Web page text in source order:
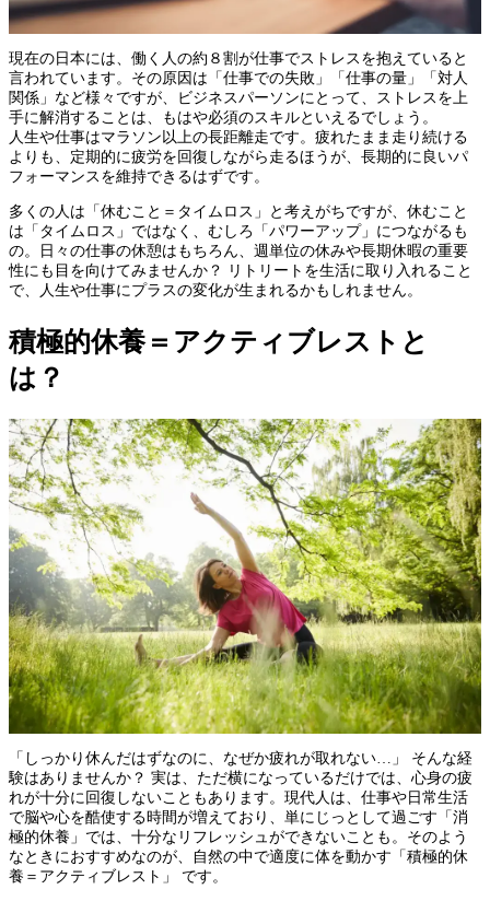
現在の日本には、働く人の約８割が仕事でストレスを抱えていると
言われています。その原因は「仕事での失敗」「仕事の量」「対人
関係」など様々ですが、ビジネスパーソンにとって、ストレスを上
手に解消することは、もはや必須のスキルといえるでしょう。
人生や仕事はマラソン以上の長距離走です。疲れたまま走り続ける
よりも、定期的に疲労を回復しながら走るほうが、長期的に良いパ
フォーマンスを維持できるはずです。
多くの人は「休むこと＝タイムロス」と考えがちですが、休むこと
は「タイムロス」ではなく、むしろ「パワーアップ」につながるも
の。日々の仕事の休憩はもちろん、週単位の休みや長期休暇の重要
性にも目を向けてみませんか？ リトリートを生活に取り入れること
で、人生や仕事にプラスの変化が生まれるかもしれません。
積極的休養＝アクティブレストと
は？
「しっかり休んだはずなのに、なぜか疲れが取れない…」 そんな経
験はありませんか？ 実は、ただ横になっているだけでは、心身の疲
れが十分に回復しないこともあります。現代人は、仕事や日常生活
で脳や心を酷使する時間が増えており、単にじっとして過ごす「消
極的休養」では、十分なリフレッシュができないことも。そのよう
なときにおすすめなのが、自然の中で適度に体を動かす「積極的休
養＝アクティブレスト」 です。